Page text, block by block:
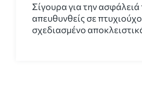
Σίγουρα για την ασφάλειά
απευθυνθείς σε
σχεδιασμένο